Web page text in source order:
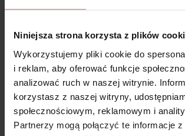
Niniejsza strona korzysta z plików
Wykorzystujemy pliki cookie do
i reklam, aby oferować funkcje
analizować ruch w naszej witrynie.
korzystasz z naszej witryny,
społecznościowym, reklamowym i
Partnerzy mogą połączyć te informacje